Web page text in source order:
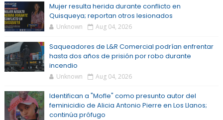
Mujer resulta herida durante conflicto en
Quisqueya; reportan otros lesionados
Unknown Aug 04, 2026
Saqueadores de L&R Comercial podrían enfrentar
hasta dos años de prisión por robo durante
incendio
Unknown Aug 04, 2026
Identifican a "Mofle" como presunto autor del
feminicidio de Alicia Antonio Pierre en Los Llanos;
continúa prófugo